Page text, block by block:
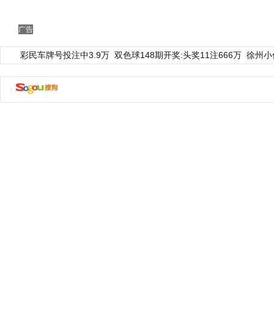
广告
彩民车牌号投注中3.9万 双色球148期开奖:头奖11注666万 徐州